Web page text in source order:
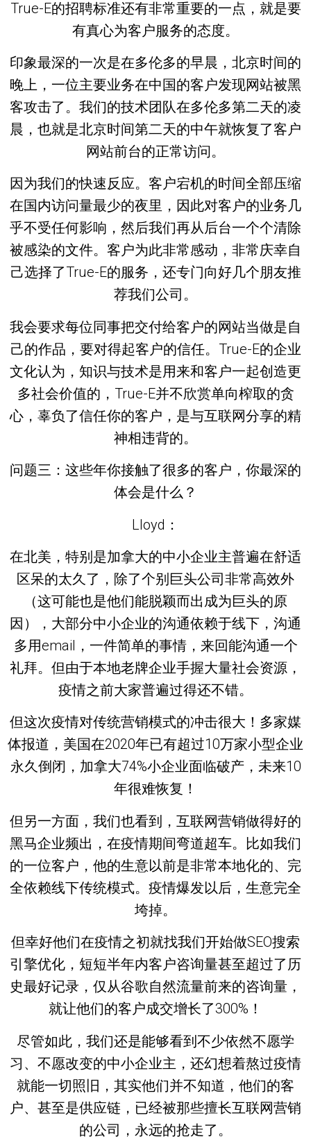
True-E的招聘标准还有非常重要的一点，就是要
有真心为客户服务的态度。
印象最深的一次是在多伦多的早晨，北京时间的
晚上，一位主要业务在中国的客户发现网站被黑
客攻击了。我们的技术团队在多伦多第二天的凌
晨，也就是北京时间第二天的中午就恢复了客户
网站前台的正常访问。
因为我们的快速反应。客户宕机的时间全部压缩
在国内访问量最少的夜里，因此对客户的业务几
乎不受任何影响，然后我们再从后台一个个清除
被感染的文件。客户为此非常感动，非常庆幸自
己选择了True-E的服务，还专门向好几个朋友推
荐我们公司。
我会要求每位同事把交付给客户的网站当做是自
己的作品，要对得起客户的信任。True-E的企业
文化认为，知识与技术是用来和客户一起创造更
多社会价值的，True-E并不欣赏单向榨取的贪
心，辜负了信任你的客户，是与互联网分享的精
神相违背的。
问题三：这些年你接触了很多的客户，你最深的
体会是什么？
Lloyd：
在北美，特别是加拿大的中小企业主普遍在舒适
区呆的太久了，除了个别巨头公司非常高效外
（这可能也是他们能脱颖而出成为巨头的原
因），大部分中小企业的沟通依赖于线下，沟通
多用email，一件简单的事情，来回能沟通一个
礼拜。但由于本地老牌企业手握大量社会资源，
疫情之前大家普遍过得还不错。
但这次疫情对传统营销模式的冲击很大！多家媒
体报道，美国在2020年已有超过10万家小型企业
永久倒闭，加拿大74%小企业面临破产，未来10
年很难恢复！
但另一方面，我们也看到，互联网营销做得好的
黑马企业频出，在疫情期间弯道超车。比如我们
的一位客户，他的生意以前是非常本地化的、完
全依赖线下传统模式。疫情爆发以后，生意完全
垮掉。
但幸好他们在疫情之初就找我们开始做SEO搜索
引擎优化，短短半年内客户咨询量甚至超过了历
史最好记录，仅从谷歌自然流量前来的咨询量，
就让他们的客户成交增长了300%！
尽管如此，我们还是能够看到不少依然不愿学
习、不愿改变的中小企业主，还幻想着熬过疫情
就能一切照旧，其实他们并不知道，他们的客
户、甚至是供应链，已经被那些擅长互联网营销
的公司，永远的抢走了。